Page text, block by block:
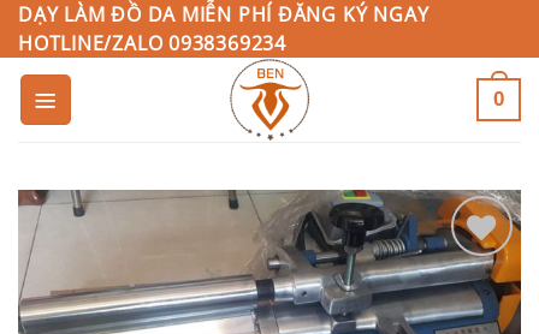
Bỏ
qua
nội
DẠY LÀM ĐỒ DA MIỄN PHÍ ĐĂNG KÝ NGAY
HOTLINE/ZALO 0938369234
0
Add to
Wishlist